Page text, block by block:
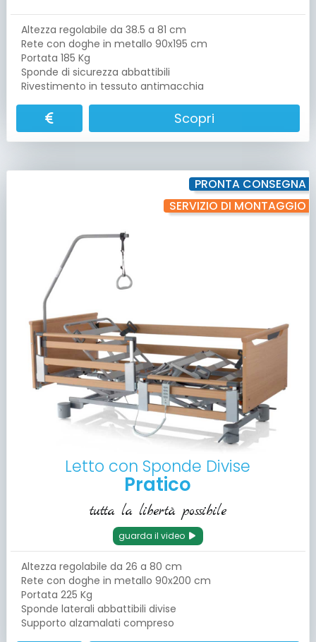
Altezza regolabile da 38.5 a 81 cm
Rete con doghe in metallo 90x195 cm
Portata 185 Kg
Sponde di sicurezza abbattibili
Rivestimento in tessuto antimacchia
Scopri
PRONTA CONSEGNA
SERVIZIO DI MONTAGGIO
Letto con Sponde Divise
Pratico
tutta la libertà possibile
guarda il video
Altezza regolabile da 26 a 80 cm
Rete con doghe in metallo 90x200 cm
Portata 225 Kg
Sponde laterali abbattibili divise
Supporto alzamalati compreso